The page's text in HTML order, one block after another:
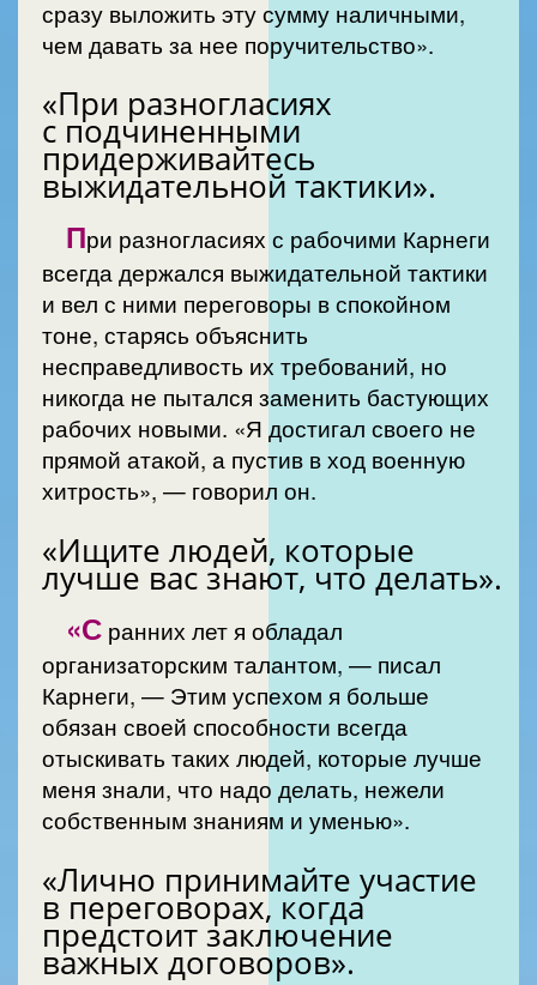
сразу выложить эту сумму наличными,
чем давать за нее поручительство».
«При разногласиях
с подчиненными
придерживайтесь
выжидательной тактики».
При разногласиях с рабочими Карнеги
всегда держался выжидательной тактики
и вел с ними переговоры в спокойном
тоне, старясь объяснить
несправедливость их требований, но
никогда не пытался заменить бастующих
рабочих новыми. «Я достигал своего не
прямой атакой, а пустив в ход военную
хитрость», — говорил он.
«Ищите людей, которые
лучше вас знают, что делать».
«С ранних лет я обладал
организаторским талантом, — писал
Карнеги, — Этим успехом я больше
обязан своей способности всегда
отыскивать таких людей, которые лучше
меня знали, что надо делать, нежели
собственным знаниям и уменью».
«Лично принимайте участие
в переговорах, когда
предстоит заключение
важных договоров».